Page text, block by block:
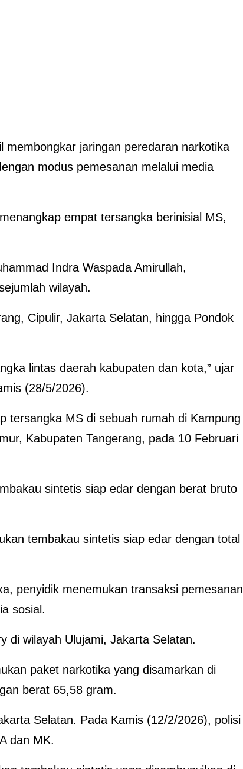
membongkar jaringan peredaran narkotika
modus pemesanan melalui media
empat tersangka berinisial MS,
Indra Waspada Amirullah,
wilayah.
Cipulir, Jakarta Selatan, hingga Pondok
lintas daerah kabupaten dan kota,” ujar
(28/5/2026).
tersangka MS di sebuah rumah di Kampung
Kabupaten Tangerang, pada 10 Februari
sintetis siap edar dengan berat bruto
tembakau sintetis siap edar dengan total
penyidik menemukan transaksi pemesanan
sosial.
di wilayah Ulujami, Jakarta Selatan.
paket narkotika yang disamarkan di
berat 65,58 gram.
Selatan. Pada Kamis (12/2/2026), polisi
dan MK.